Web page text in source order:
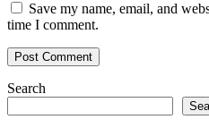
Save my name, email, and
time I comment.
Search